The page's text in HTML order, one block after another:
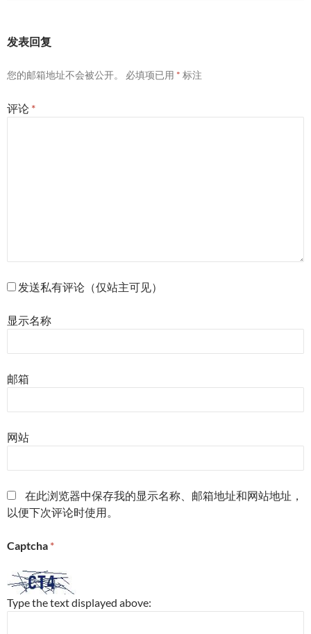
发表回复
您的邮箱地址不会被公开。 必填项已用 * 标注
评论 *
发送私有评论（仅站主可见）
显示名称
邮箱
网站
在此浏览器中保存我的显示名称、邮箱地址和网站地址，
以便下次评论时使用。
Captcha *
Type the text displayed above: